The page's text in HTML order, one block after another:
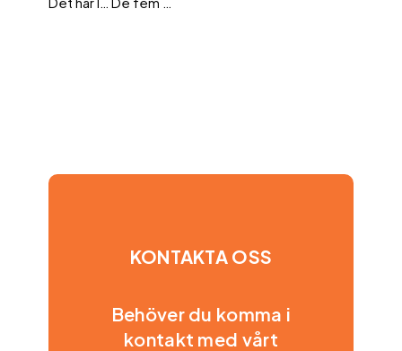
KONTAKTA OSS
Behöver du komma i
kontakt med vårt